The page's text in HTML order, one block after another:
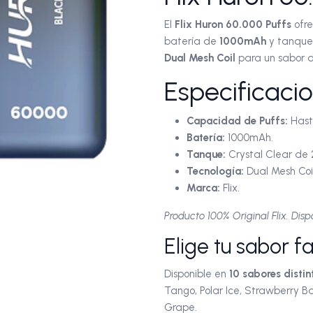
El Flix Huron 60.000 Puffs
batería de1000mAh y
Dual Mesh Coil para un sabor
Capacidad de Puffs:
Batería: 1000mAh.
Tanque: Crystal Clear de
Tecnología: Dual Mesh
Marca: Flix.
Producto 100% Original Flix.
Elige tu sabor
Disponible en10 sabores
Tango, Polar Ice, Strawberry
Grape.